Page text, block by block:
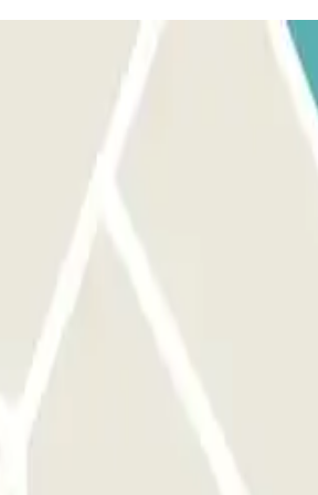
paiement automatiques et les colonnes